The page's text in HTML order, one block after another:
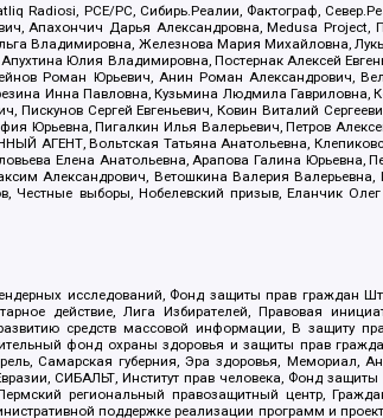
PCE/PC, Сибирь.Реалии, Фактограф,
Апахончич Дарья Александровна, Medusa
Владимировна, Железнова Мария Михайловна,
Юлия Владимировна, Постернак Алексей
Роман Юрьевич, Анин Роман Александрович,
Инна Павловна, Кузьмина Людмила
Сергей Евгеньевич, Ковин Виталий
Юрьевна, Пигалкин Илья Валерьевич, Петров
АГЕНТ, Вольтская Татьяна Анатольевна,
Елена Анатольевна, Арапова Галина
Александрович, Ветошкина Валерия
выборы, Нобелевский призыв, Еланчик
исследований, Фонд защиты прав граждан
действие, Лига Избирателей, Правовая
средств массовой информации, В защиту
фонд охраны здоровья и защиты прав
Самарская губерния, Эра здоровья, Мемориал,
СИБАЛЬТ, Институт прав человека, Фонд защиты
региональный правозащитный центр,
поддержке реализации программ и